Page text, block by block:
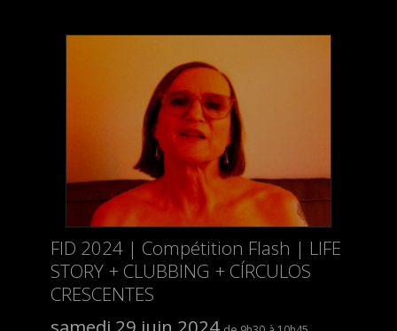
FID 2024 | Compétition Flash | LIFE
STORY + CLUBBING + CÍRCULOS
CRESCENTES